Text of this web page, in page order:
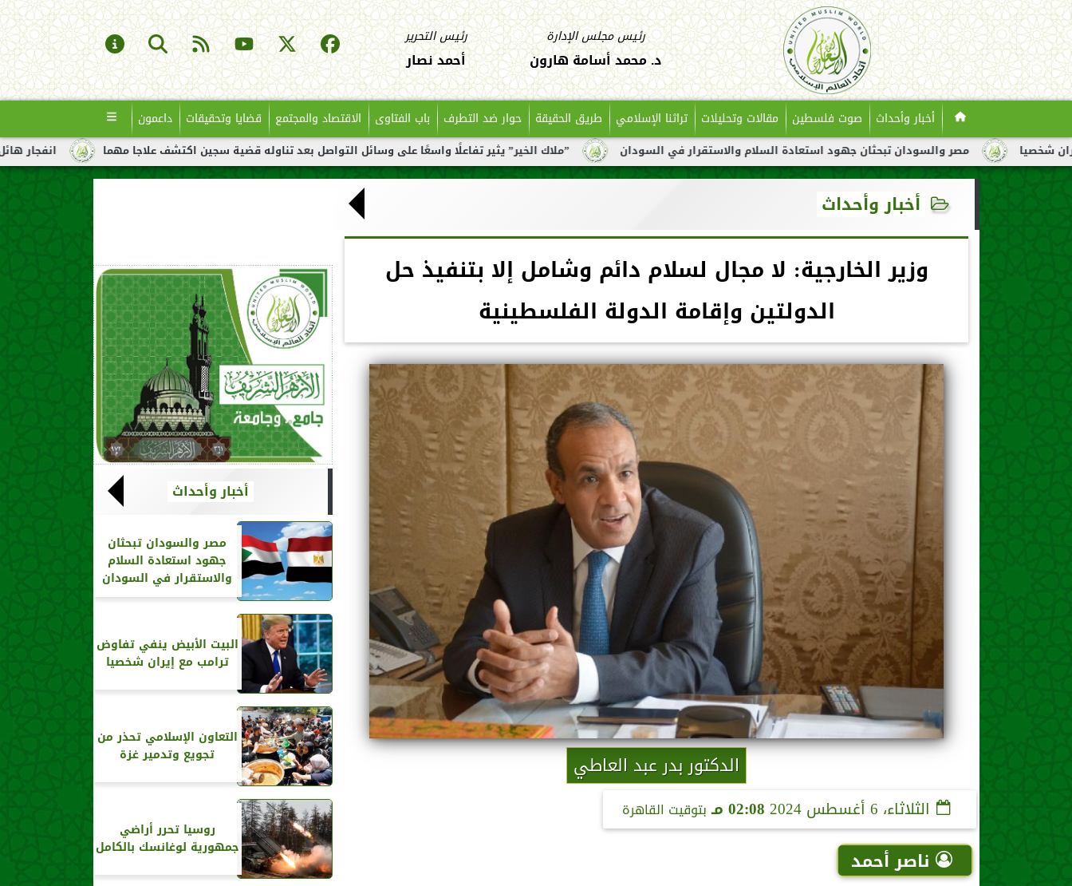
رئيس مجلس الإدارة
د. محمد أسامة هارون
رئيس التحرير
أحمد نصار
أخبار وأحداث صوت فلسطين مقالات وتحليلات تراثنا الإسلامي طريق الحقيقة حوار ضد التطرف باب الفتاوى الاقتصاد والمجتمع قضايا وتحقيقات داعمون
انفجار هائل لناقلة نفط قبالة ”ملاك الخير” يثير تفاعلًا واسعًا على وسائل التواصل بعد تناوله قضية سجين اكتشف علاجا مهما مصر والسودان تبحثان جهود استعادة السلام والاستقرار في السودان
أخبار وأحداث
وزير الخارجية: لا مجال لسلام دائم وشامل إلا بتنفيذ حل
الدولتين وإقامة الدولة الفلسطينية
الدكتور بدر عبد العاطي
الثلاثاء، 6 أغسطس 2024 02:08 مـ بتوقيت القاهرة
ناصر أحمد
أخبار وأحداث
مصر والسودان تبحثان
جهود استعادة السلام
والاستقرار في السودان
البيت الأبيض ينفي تفاوض
ترامب مع إيران شخصيا
التعاون الإسلامي تحذر من
تجويع وتدمير غزة
روسيا تحرر أراضي
جمهورية لوغانسك بالكامل